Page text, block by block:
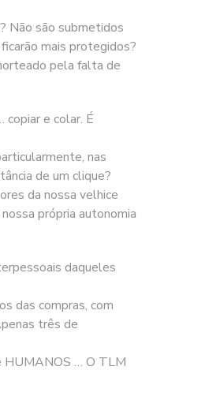
Não são submetidos
mais protegidos?
pela falta de
e colar. É
nas
de um clique?
da nossa velhice
própria autonomia
daqueles
das compras, com
três de
HUMANOS … O TLM